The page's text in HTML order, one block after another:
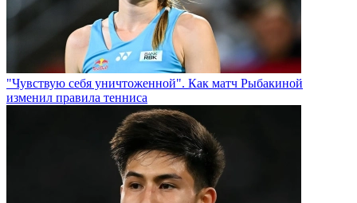
"Чувствую себя уничтоженной". Как матч Рыбакиной
изменил правила тенниса